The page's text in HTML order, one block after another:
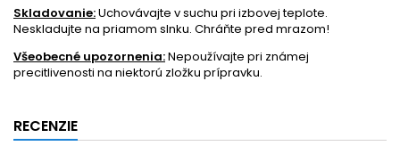
Skladovanie:Uchovávajte v suchu pri izbovej teplote.
Neskladujte na priamom slnku. Chráňte pred mrazom!
Všeobecné upozornenia:Nepoužívajte pri známej
precitlivenosti na niektorú zložku prípravku.
RECENZIE